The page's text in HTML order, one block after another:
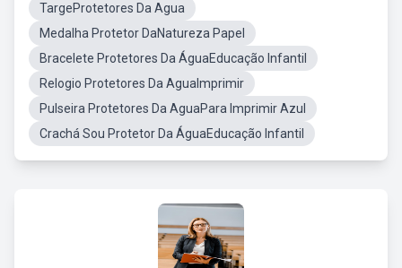
TargeProtetores Da Agua
Medalha Protetor DaNatureza Papel
Bracelete Protetores Da ÁguaEducação Infantil
Relogio Protetores Da AguaImprimir
Pulseira Protetores Da AguaPara Imprimir Azul
Crachá Sou Protetor Da ÁguaEducação Infantil